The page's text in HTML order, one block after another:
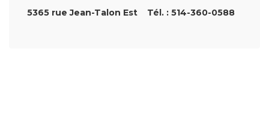
5365 rue Jean-Talon Est Tél. : 514-360-0588